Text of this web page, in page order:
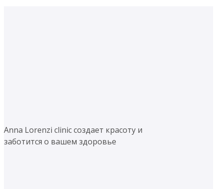
Anna Lorenzi clinic создает красоту и
заботится о вашем здоровье